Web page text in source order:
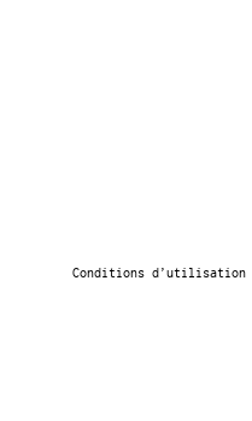
Conditions d’utilisation